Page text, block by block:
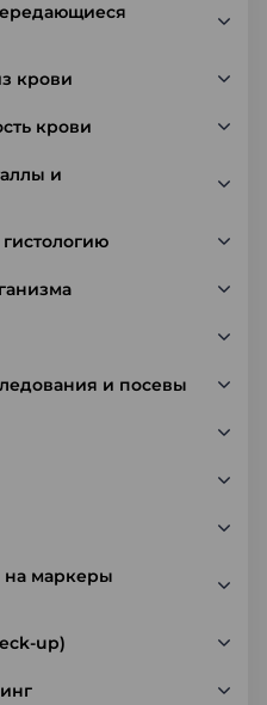
крови
крови
и
и посевы
маркеры
up)